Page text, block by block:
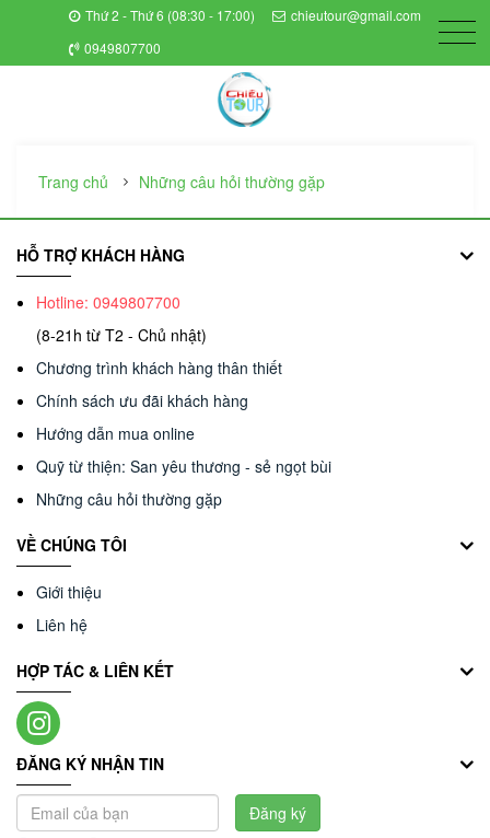
Thứ 2 - Thứ 6 (08:30 - 17:00)
chieutour@gmail.com
0949807700
Trang chủ Những câu hỏi thường gặp
HỖ TRỢ KHÁCH HÀNG
Hotline: 0949807700
(8-21h từ T2 - Chủ nhật)
Chương trình khách hàng thân thiết
Chính sách ưu đãi khách hàng
Hướng dẫn mua online
Quỹ từ thiện: San yêu thương - sẻ ngọt bùi
Những câu hỏi thường gặp
VỀ CHÚNG TÔI
Giới thiệu
Liên hệ
HỢP TÁC & LIÊN KẾT
ĐĂNG KÝ NHẬN TIN
Đăng ký